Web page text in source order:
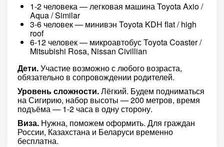
1-2 человека — легковая машина Toyota Axio /
Aqua / Similar
3-6 человек — минивэн Toyota KDH flat / high
roof
6-12 человек — микроавтобус Toyota Coaster /
Mitsubishi Rosa, Nissan Civillian
Дети.Участие возможно с любого возраста,
обязательно в сопровождении родителей.
Уровень сложности.Лёгкий. Будем подниматься
на Сигирию, набор высоты — 200 метров, время
подъёма — 1-2 часа в одну сторону.
Виза. Нужна, поможем оформить. Для граждан
России, Казахстана и Беларуси временно
бесплатна.